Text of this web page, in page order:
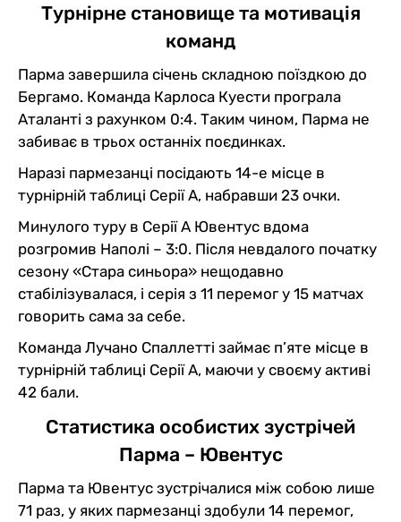
Турнірне становище та мотивація
команд
Парма завершила січень складною поїздкою до
Бергамо. Команда Карлоса Куести програла
Аталанті з рахунком 0:4. Таким чином, Парма не
забиває в трьох останніх поєдинках.
Наразі пармезанці посідають 14-е місце в
турнірній таблиці Серії А, набравши 23 очки.
Минулого туру в Серії А Ювентус вдома
розгромив Наполі – 3:0. Після невдалого початку
сезону «Стара синьора» нещодавно
стабілізувалася, і серія з 11 перемог у 15 матчах
говорить сама за себе.
Команда Лучано Спаллетті займає п’яте місце в
турнірній таблиці Серії А, маючи у своєму активі
42 бали.
Статистика особистих зустрічей
Парма – Ювентус
Парма та Ювентус зустрічалися між собою лише
71 раз, у яких пармезанці здобули 14 перемог,